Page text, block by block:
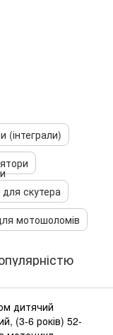
(інтеграли)
скутера
мотошоломів